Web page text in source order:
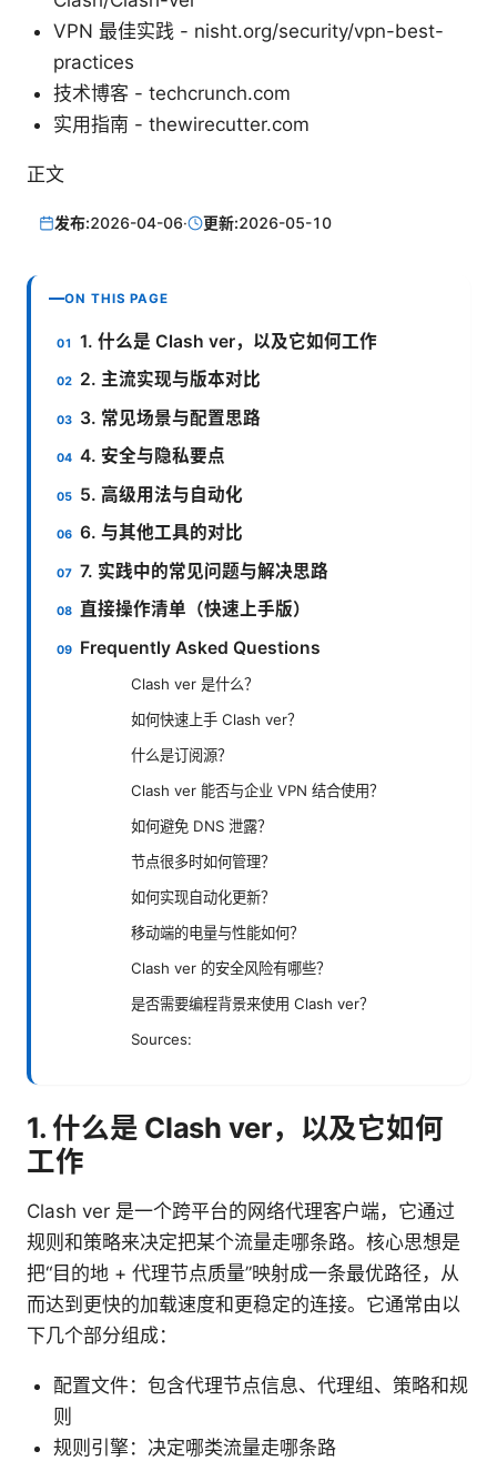
VPN 最佳实践 - nisht.org/security/vpn-best-
practices
技术博客 - techcrunch.com
实用指南 - thewirecutter.com
正文
发布:2026-04-06· 更新:2026-05-10
ON THIS PAGE
1. 什么是 Clash ver，以及它如何工作
2. 主流实现与版本对比
3. 常见场景与配置思路
4. 安全与隐私要点
5. 高级用法与自动化
6. 与其他工具的对比
7. 实践中的常见问题与解决思路
直接操作清单（快速上手版）
Frequently Asked Questions
Clash ver 是什么？
如何快速上手 Clash ver？
什么是订阅源？
Clash ver 能否与企业 VPN 结合使用？
如何避免 DNS 泄露？
节点很多时如何管理？
如何实现自动化更新？
移动端的电量与性能如何？
Clash ver 的安全风险有哪些？
是否需要编程背景来使用 Clash ver？
Sources:
1. 什么是 Clash ver，以及它如何
工作
Clash ver 是一个跨平台的网络代理客户端，它通过
规则和策略来决定把某个流量走哪条路。核心思想是
把“目的地 + 代理节点质量”映射成一条最优路径，从
而达到更快的加载速度和更稳定的连接。它通常由以
下几个部分组成：
配置文件：包含代理节点信息、代理组、策略和规
则
规则引擎：决定哪类流量走哪条路